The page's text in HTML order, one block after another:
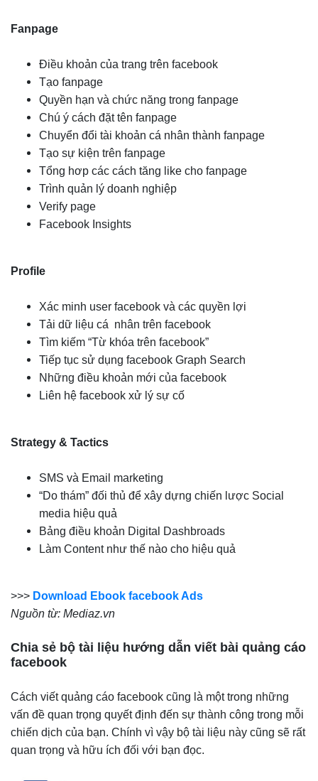
Fanpage
Điều khoản của trang trên facebook
Tạo fanpage
Quyền hạn và chức năng trong fanpage
Chú ý cách đặt tên fanpage
Chuyển đổi tài khoản cá nhân thành fanpage
Tạo sự kiện trên fanpage
Tổng hơp các cách tăng like cho fanpage
Trình quản lý doanh nghiệp
Verify page
Facebook Insights
Profile
Xác minh user facebook và các quyền lợi
Tải dữ liệu cá nhân trên facebook
Tìm kiếm “Từ khóa trên facebook”
Tiếp tục sử dụng facebook Graph Search
Những điều khoản mới của facebook
Liên hệ facebook xử lý sự cố
Strategy & Tactics
SMS và Email marketing
“Do thám” đối thủ để xây dựng chiến lược Social
media hiệu quả
Bảng điều khoản Digital Dashbroads
Làm Content như thế nào cho hiệu quả
>>> Download Ebook facebook Ads
Nguồn từ: Mediaz.vn
Chia sẻ bộ tài liệu hướng dẫn viết bài quảng cáo
facebook
Cách viết quảng cáo facebook cũng là một trong những
vấn đề quan trọng quyết định đến sự thành công trong mỗi
chiến dịch của bạn. Chính vì vậy bộ tài liệu này cũng sẽ rất
quan trọng và hữu ích đối với bạn đọc.